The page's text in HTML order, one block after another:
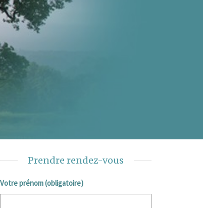
Prendre rendez-vous
Votre prénom (obligatoire)